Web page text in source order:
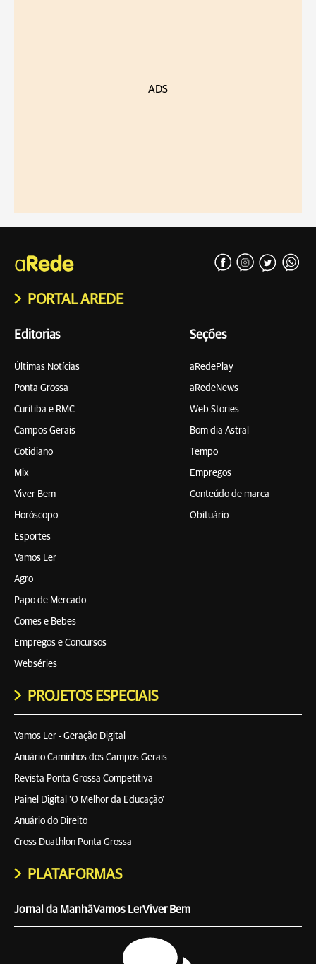
ADS
PORTAL AREDE
Editorias
Últimas Notícias
Ponta Grossa
Curitiba e RMC
Campos Gerais
Cotidiano
Mix
Viver Bem
Horóscopo
Esportes
Vamos Ler
Agro
Papo de Mercado
Comes e Bebes
Empregos e Concursos
Webséries
Seções
aRedePlay
aRedeNews
Web Stories
Bom dia Astral
Tempo
Empregos
Conteúdo de marca
Obituário
PROJETOS ESPECIAIS
Vamos Ler - Geração Digital
Anuário Caminhos dos Campos Gerais
Revista Ponta Grossa Competitiva
Painel Digital 'O Melhor da Educação'
Anuário do Direito
Cross Duathlon Ponta Grossa
PLATAFORMAS
Jornal da ManhãVamos LerViver Bem